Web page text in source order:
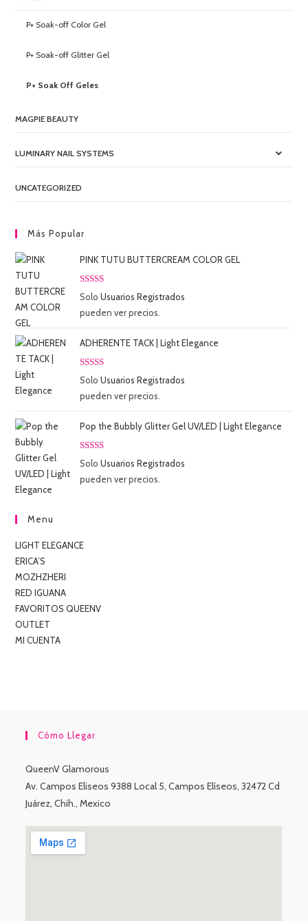
P+ Soak-off Color Gel
P+ Soak-off Glitter Gel
P+ Soak Off Geles
MAGPIE BEAUTY
LUMINARY NAIL SYSTEMS
UNCATEGORIZED
Más Popular
PINK TUTU BUTTERCREAM COLOR GEL
Valorado
5.00
5
SoloUsuarios Registrados
pueden ver precios.
ADHERENTE TACK | Light Elegance
Valorado
5.00
5
SoloUsuarios Registrados
pueden ver precios.
Pop the Bubbly Glitter Gel UV/LED | Light Elegance
Valorado
5.00
5
SoloUsuarios Registrados
pueden ver precios.
Menu
LIGHT ELEGANCE
ERICA’S
MOZHZHERI
RED IGUANA
FAVORITOS QUEENV
OUTLET
MI CUENTA
Cómo Llegar
QueenV Glamorous
Av. Campos Eliseos 9388 Local 5, Campos Elíseos, 32472 Cd
Juárez, Chih., Mexico